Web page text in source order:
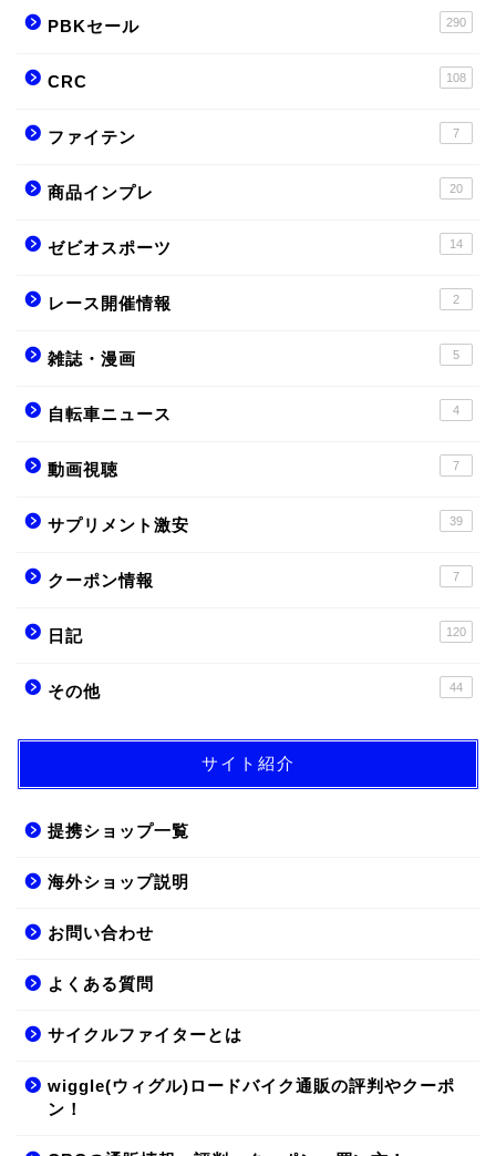
PBKセール 290
CRC 108
ファイテン 7
商品インプレ 20
ゼビオスポーツ 14
レース開催情報 2
雑誌・漫画 5
自転車ニュース 4
動画視聴 7
サプリメント激安 39
クーポン情報 7
日記 120
その他 44
サイト紹介
提携ショップ一覧
海外ショップ説明
お問い合わせ
よくある質問
サイクルファイターとは
wiggle(ウィグル)ロードバイク通販の評判やクーポ
ン！